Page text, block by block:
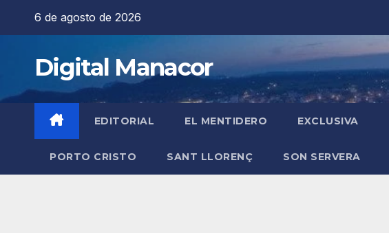
6 de agosto de 2026
Digital Manacor
EDITORIAL EL MENTIDERO EXCLUSIVA
PORTO CRISTO SANT LLORENÇ SON SERVERA